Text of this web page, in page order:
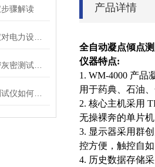
骤解读 产品详情
全自动凝点倾点
仪器特点:
1. WM-4000 产品
用于药典、石油
2. 核心主机采用
无操裸奔的单片
3. 显示器采用群
控方便，触控自
4. 历史数据存储